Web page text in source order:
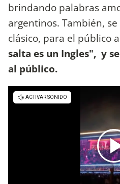
brindando palabras
argentinos. También,
clásico, para el público
salta es un Ingles", y
al público.